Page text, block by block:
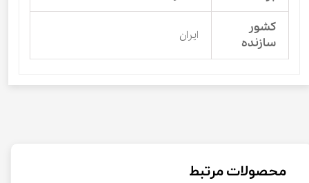
کشور
سازنده
ایران
محصولات مرتبط